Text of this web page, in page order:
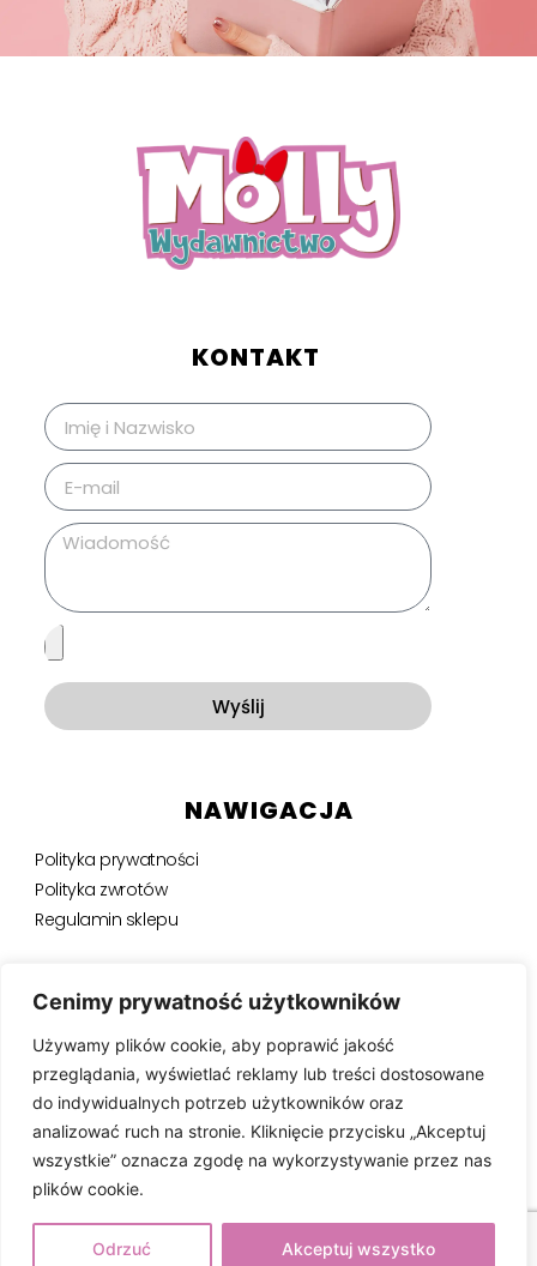
Cenimy prywatność użytkowników
Używamy plików cookie, aby poprawić jakość
przeglądania, wyświetlać reklamy lub treści dostosowane
do indywidualnych potrzeb użytkowników oraz
analizować ruch na stronie. Kliknięcie przycisku „Akceptuj
wszystkie” oznacza zgodę na wykorzystywanie przez nas
plików cookie.
Odrzuć Akceptuj wszystko
KONTAKT
Wyślij
NAWIGACJA
Polityka prywatności
Polityka zwrotów
Regulamin sklepu
NEWSLETTER
Bądź na bieżąco, otrzymuj ekskluzywne oferty i nie tylko.
SUBSKRYBUJ ⟶